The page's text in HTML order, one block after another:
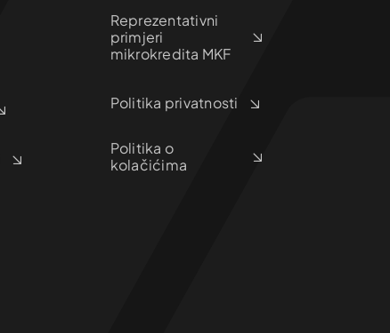
Reprezentativni
primjeri
mikrokredita MKF
Politika privatnosti
Politika o
kolačićima